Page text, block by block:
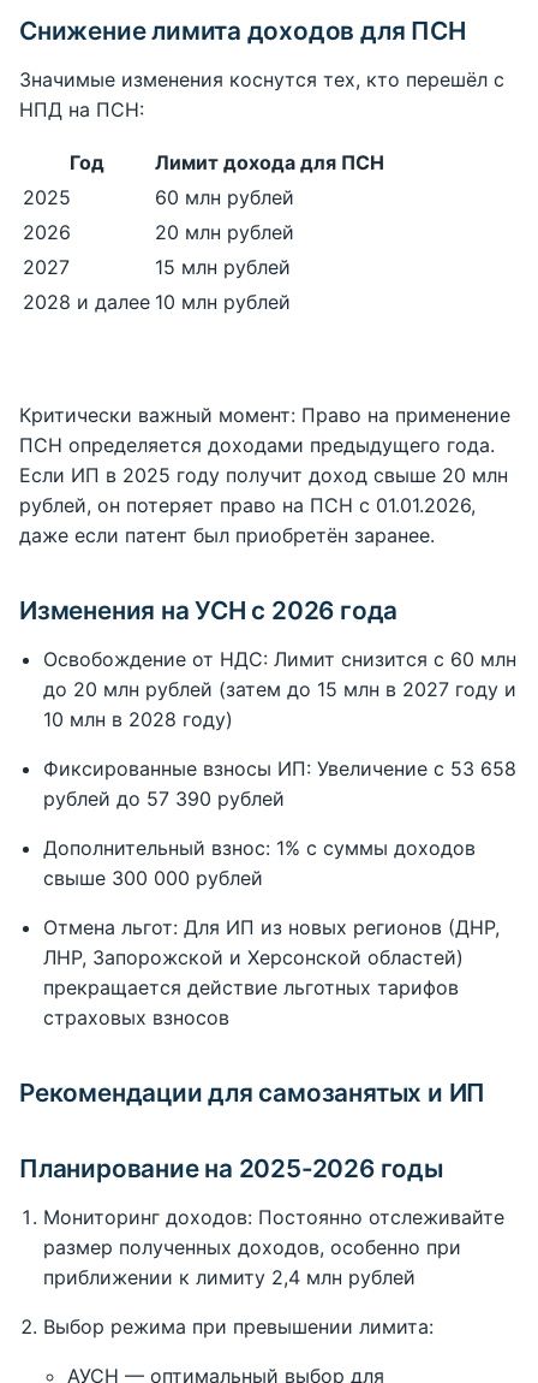
Снижение лимита доходов для ПСН
Значимые изменения коснутся тех, кто перешёл с
НПД на ПСН:
Год
Лимит дохода для ПСН
2025
60 млн рублей
2026
20 млн рублей
2027
15 млн рублей
2028 и далее 10 млн рублей
Критически важный момент: Право на применение
ПСН определяется доходами предыдущего года.
Если ИП в 2025 году получит доход свыше 20 млн
рублей, он потеряет право на ПСН с 01.01.2026,
даже если патент был приобретён заранее.
Изменения на УСН с 2026 года
Освобождение от НДС: Лимит снизится с 60 млн
до 20 млн рублей (затем до 15 млн в 2027 году и
10 млн в 2028 году)
Фиксированные взносы ИП: Увеличение с 53 658
рублей до 57 390 рублей
Дополнительный взнос: 1% с суммы доходов
свыше 300 000 рублей
Отмена льгот: Для ИП из новых регионов (ДНР,
ЛНР, Запорожской и Херсонской областей)
прекращается действие льготных тарифов
страховых взносов
Рекомендации для самозанятых и ИП
Планирование на 2025-2026 годы
Мониторинг доходов: Постоянно отслеживайте
размер полученных доходов, особенно при
приближении к лимиту 2,4 млн рублей
Выбор режима при превышении лимита:
АУСН — оптимальный выбор для